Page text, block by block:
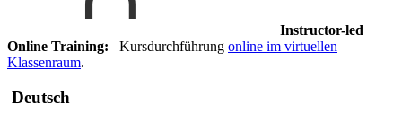
Instructor-led
Online Training: Kursdurchführung online im virtuellen
Klassenraum.
Deutsch